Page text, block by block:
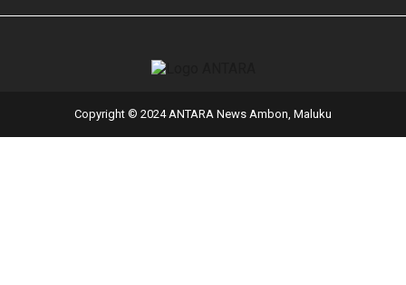
Copyright © 2024 ANTARA News Ambon, Maluku